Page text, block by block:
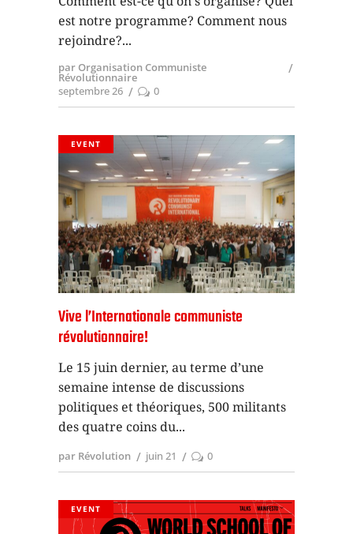
est notre programme? Comment nous
rejoindre?
par Organisation Communiste
Révolutionnaire
septembre 26
0
EVENT
Vive l’Internationale communiste
révolutionnaire!
Le 15 juin dernier, au terme d’une
semaine intense de discussions
politiques et théoriques, 500 militants
des quatre coins du
par Révolution juin 21 0
EVENT